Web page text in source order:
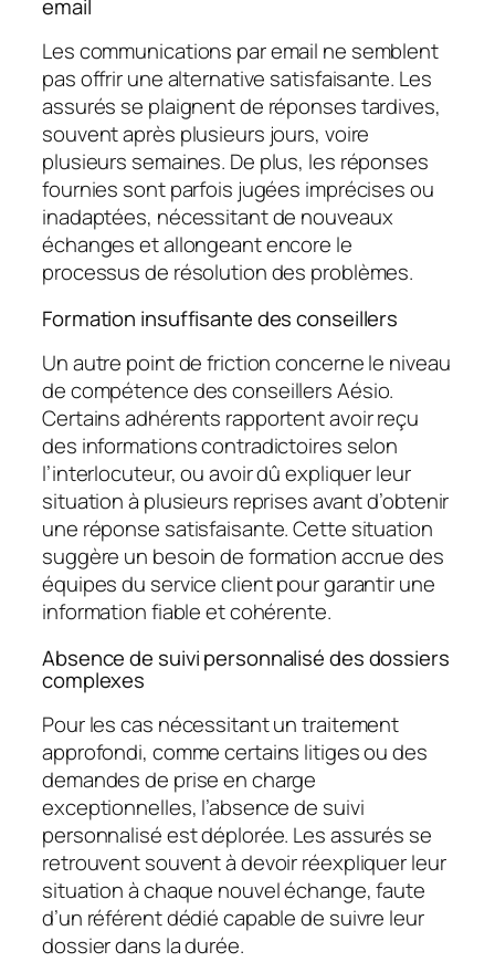
email
Les communications par email ne semblent
pas offrir une alternative satisfaisante. Les
assurés se plaignent de réponses tardives,
souvent après plusieurs jours, voire
plusieurs semaines. De plus, les réponses
fournies sont parfois jugées imprécises ou
inadaptées, nécessitant de nouveaux
échanges et allongeant encore le
processus de résolution des problèmes.
Formation insuffisante des conseillers
Un autre point de friction concerne le niveau
de compétence des conseillers Aésio.
Certains adhérents rapportent avoir reçu
des informations contradictoires selon
l’interlocuteur, ou avoir dû expliquer leur
situation à plusieurs reprises avant d’obtenir
une réponse satisfaisante. Cette situation
suggère un besoin de formation accrue des
équipes du service client pour garantir une
information fiable et cohérente.
Absence de suivi personnalisé des dossiers
complexes
Pour les cas nécessitant un traitement
approfondi, comme certains litiges ou des
demandes de prise en charge
exceptionnelles, l’absence de suivi
personnalisé est déplorée. Les assurés se
retrouvent souvent à devoir réexpliquer leur
situation à chaque nouvel échange, faute
d’un référent dédié capable de suivre leur
dossier dans la durée.